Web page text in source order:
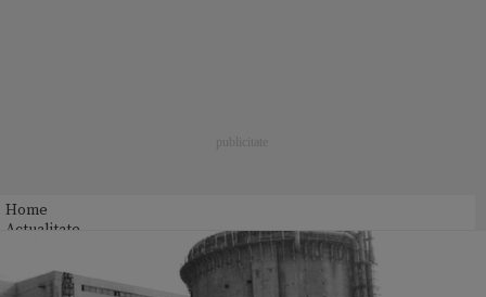
Home
Actualitate